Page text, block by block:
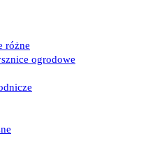
różne
ogrodowe